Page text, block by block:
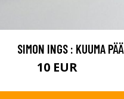
SIMON INGS : KUUMA PÄÄ
10 EUR